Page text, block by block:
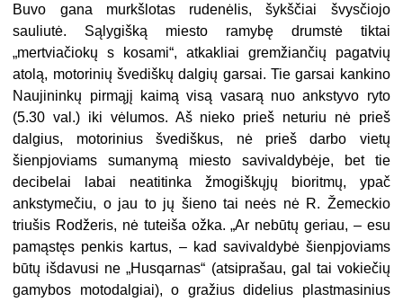
Buvo gana murkšlotas rudenėlis, šykščiai švysčiojo
sauliutė. Sąlygišką miesto ramybę drumstė tiktai
„mertviačiokų s kosami“, atkakliai gremžiančių pagatvių
atolą, motorinių švediškų dalgių garsai. Tie garsai kankino
Naujininkų pirmąjį kaimą visą vasarą nuo ankstyvo ryto
(5.30 val.) iki vėlumos. Aš nieko prieš neturiu nė prieš
dalgius, motorinius švediškus, nė prieš darbo vietų
šienpjoviams sumanymą miesto savivaldybėje, bet tie
decibelai labai neatitinka žmogiškųjų bioritmų, ypač
ankstymečiu, o jau to jų šieno tai neės nė R. Žemeckio
triušis Rodžeris, nė tuteiša ožka. „Ar nebūtų geriau, – esu
pamąstęs penkis kartus, – kad savivaldybė šienpjoviams
būtų išdavusi ne „Husqarnas“ (atsiprašau, gal tai vokiečių
gamybos motodalgiai), o gražius didelius plastmasinius